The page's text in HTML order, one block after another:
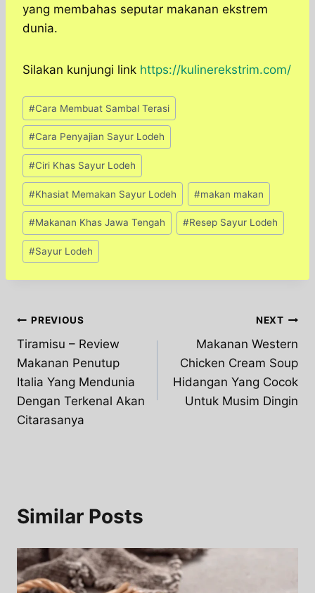
yang membahas seputar makanan ekstrem
dunia.
Silakan kunjungi link https://kulinerekstrim.com/
Post
Tags:
#Cara Membuat Sambal Terasi
#Cara Penyajian Sayur Lodeh
#Ciri Khas Sayur Lodeh
#Khasiat Memakan Sayur Lodeh #makan makan
#Makanan Khas Jawa Tengah #Resep Sayur Lodeh
#Sayur Lodeh
Post
navigation
PREVIOUS
Tiramisu – Review
Makanan Penutup
Italia Yang Mendunia
Dengan Terkenal Akan
Citarasanya
NEXT
Makanan Western
Chicken Cream Soup
Hidangan Yang Cocok
Untuk Musim Dingin
Similar Posts